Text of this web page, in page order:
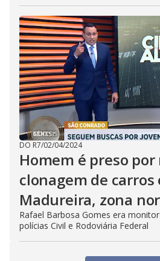
DO R7/02/04/2024
Homem é preso
clonagem de carros
Madureira, zona
Rafael Barbosa Gomes era
polícias Civil e Rodoviária Federal